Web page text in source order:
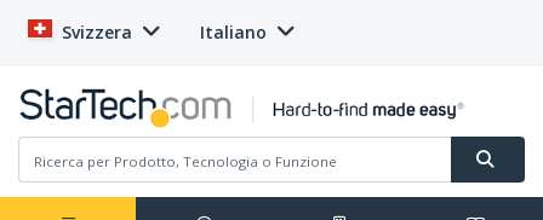
Svizzera Italiano